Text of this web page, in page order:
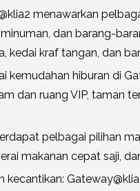
menawarkan
dan barang-
kedai kraf tangan, dan
kemudahan hiburan di
dan ruang VIP, taman
pelbagai pilihan
makanan cepat saji,
kecantikan: